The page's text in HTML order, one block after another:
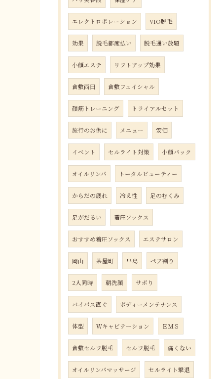
エレクトロポレーション VIO脱毛
効果 脱毛都度払い 脱毛通い放題
小顔エステ リフトアップ効果
倉敷西田 倉敷フェイシャル
顔筋トレーニング トライアルセット
旅行のお供に メニュー 安価
イベント セルライト対策 小顔パック
オイルリンパ トータルビューティー
からだの疲れ 冷え性 足のむくみ
足がだるい 着圧ソックス
おすすめ着圧ソックス エステサロン
岡山 茶屋町 早島 ペア割り
2人同時 朝洗顔 サボり
バイパス直ぐ ボディーメンテナンス
体型 Ｗキャビテーション ＥＭＳ
倉敷セルフ脱毛 セルフ脱毛 痛くない
オイルリンパマッサージ セルライト撃退